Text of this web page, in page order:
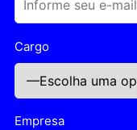
Cargo
Empresa